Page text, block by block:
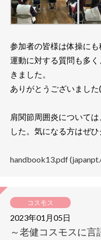
参加者の皆様は体操にも
運動に対する質問も多
きました。
ありがとうございまし
肩関節周囲炎について
した。気になる方はぜ
handbook13.pdf
コスモス
2023年01月05日
～老健コスモスに言